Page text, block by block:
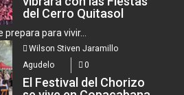
del Cerro Quitasol
para vivir...
Wilson Stiven Jaramillo
Agudelo
0
El Festival del Chorizo